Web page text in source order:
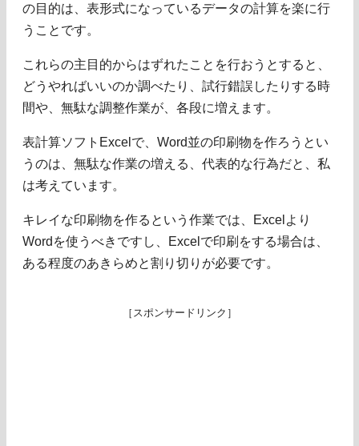
の目的は、表形式になっているデータの計算を楽に行
うことです。
これらの主目的からはずれたことを行おうとすると、
どうやればいいのか調べたり、試行錯誤したりする時
間や、無駄な調整作業が、各段に増えます。
表計算ソフトExcelで、Word並の印刷物を作ろうとい
うのは、無駄な作業の増える、代表的な行為だと、私
は考えています。
キレイな印刷物を作るという作業では、Excelより
Wordを使うべきですし、Excelで印刷をする場合は、
ある程度のあきらめと割り切りが必要です。
［スポンサードリンク］